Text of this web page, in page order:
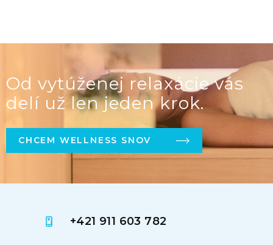
Od vytúženej relaxácie vás
delí už len jeden krok.
CHCEM WELLNESS SNOV
+421 911 603 782